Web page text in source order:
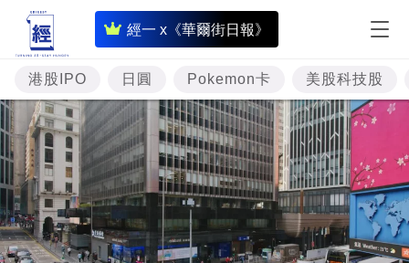
經一 x《華爾街日報》
即
時
財
經
專
題
投
資
樓
港股IPO 日圓 Pokemon卡 美股科技股